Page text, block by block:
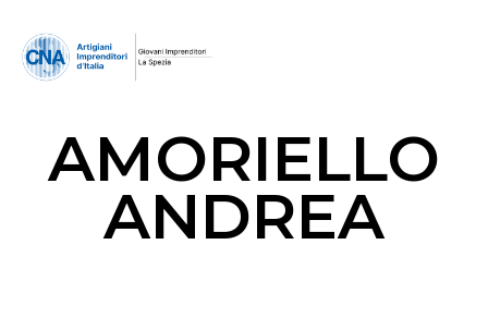
AMORIELLO
ANDREA